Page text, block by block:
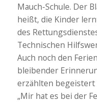
Mauch-Schule. Der
heißt, die Kinder
des
Technischen
Auch noch den
bleibender
erzählten begeistert
„Mir hat es bei der